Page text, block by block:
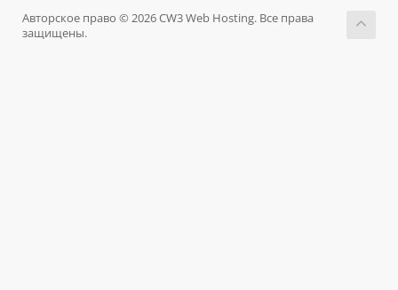
Авторское право © 2026 CW3 Web Hosting. Все права
защищены.